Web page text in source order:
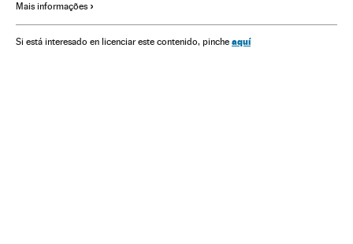
América do Norte
Mais informações
Si está interesado en licenciar este contenido, pinche aquí